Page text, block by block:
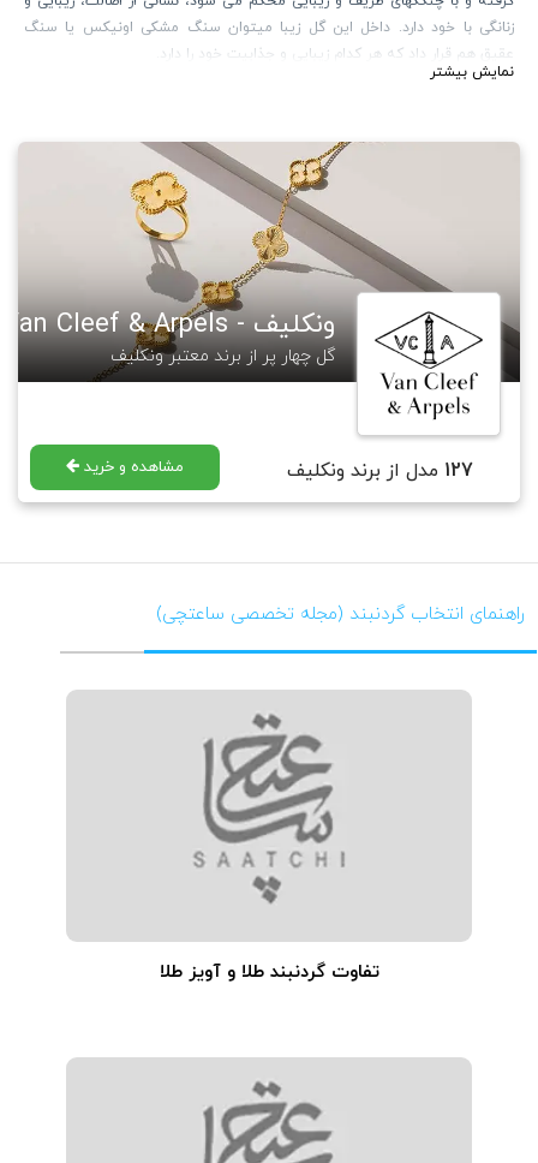
زنانگی با خود دارد. داخل این گل زیبا میتوان سنگ مشکی اونیکس یا سنگ
عقیق هم قرار داد که هر کدام زیبایی و جذابیت خود را دارد.
طرح های مطرح این برند در زمینه ساعت، " پیراهن صورتی ساعت ها" نام دارد که
باریکی آن دلیل اصلی مطرح شدن آن بود. جالب است بدانید نماد گل شبدر
معروف این برند از جک آرپل الهام گرفته شده. جک آرپل عادت داشته گل های
شبدر چهار برگ باغ خود را جمع و همراه یک شعر که به انتخاب خودش بوده، به
کارکنانش بدهد. هدف او از این کار، دادن "امیدواری" به آنها بوده. در حال حاضر
جدیدترین کالکشن این برند " هفت دریا " نام دارد.
گالری ساعتچی مجموعه ای از طرح های معروف این برند را طراحی و تولید نموده
که در لینک زیر قابل مشاهده و خرید هستند.
https://saatchico.com/
VanCleef&Arples
برای مطالعه بیشتر در مورد برند ونکلیف آرپلز میتوانید به مجله گالری ساعتچی
رجوع فرمایید.
https://saatchico.com/mag/
نمایش بیشتر
ونکلیف - Van Cleef & Arpels
گل چهار پر از برند معتبر ونکلیف
127 مدل از برند ونکلیف مشاهده و خرید
راهنمای انتخاب گردنبند (مجله تخصصی ساعتچی)
تفاوت گردنبند طلا و آویز طلا